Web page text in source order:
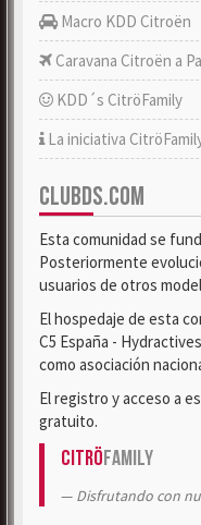
Macro KDD Citroën
Caravana Citroën a
KDD´s CitröFamily
La iniciativa
CLUBDS.COM
Esta comunidad se
Posteriormente
usuarios de otros
El hospedaje de esta
C5 España -
como asociación
El registro y acceso a
gratuito.
CitröFamily
Disfrutando con